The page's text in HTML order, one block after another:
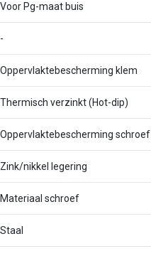
Voor Pg-maat buis
-
Oppervlaktebescherming klem
Thermisch verzinkt (Hot-dip)
Oppervlaktebescherming schroef
Zink/nikkel legering
Materiaal schroef
Staal